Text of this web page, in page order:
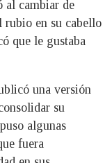
al cambiar de
rubio en su cabello
que le gustaba
una versión
su
algunas
fuera